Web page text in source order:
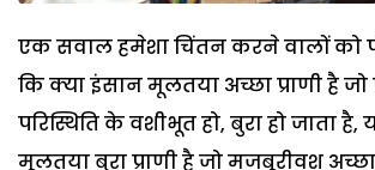
एक सवाल हमेशा चिंतन करने वालों को
कि क्या इंसान मूलतया अच्छा प्राणी है
परिस्थिति के वशीभूत हो, बुरा हो जाता है,
मूलतया बुरा प्राणी है जो मजबूरीवश